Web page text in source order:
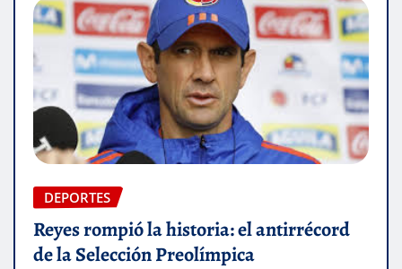
DEPORTES
Reyes rompió la historia: el antirrécord
de la Selección Preolímpica